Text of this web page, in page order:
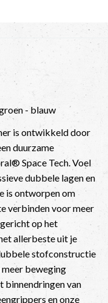
- blauw
is ontwikkeld door
duurzame
Space Tech. Voel
dubbele lagen en
is ontworpen om
verbinden voor meer
op het
allerbeste uit je
stofconstructie
beweging
binnendringen van
en onze